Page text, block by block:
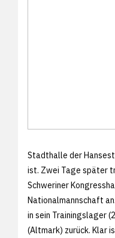
Stadthalle der
ist. Zwei Tage später
Schweriner
Nationalmannschaft
in sein Trainingslager
(Altmark) zurück. Klar